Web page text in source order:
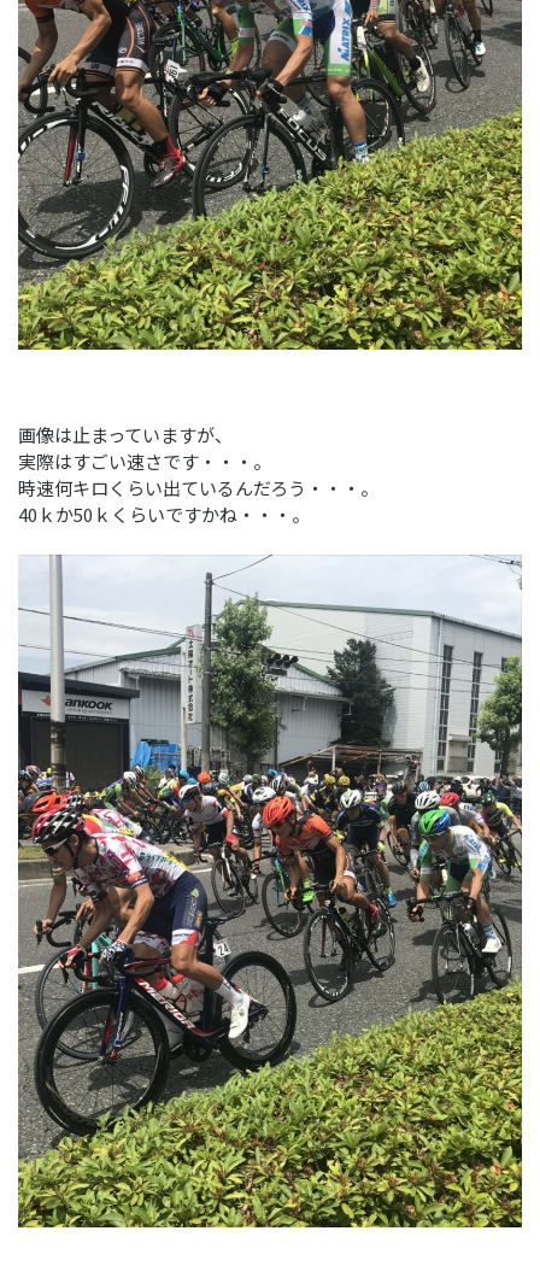
画像は止まっていますが、
実際はすごい速さです・・・。
時速何キロくらい出ているんだろう・・・。
40ｋか50ｋくらいですかね・・・。